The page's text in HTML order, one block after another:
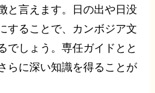
と言えます。日の出や日没
することで、カンボジア文
でしょう。専任ガイドとと
らに深い知識を得ることが